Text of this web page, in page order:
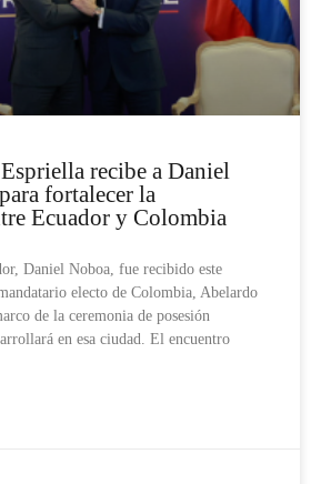
recibe a Daniel
fortalecer la
Ecuador y Colombia
Daniel Noboa, fue recibido este
electo de Colombia, Abelardo
de la ceremonia de posesión
en esa ciudad. El encuentro